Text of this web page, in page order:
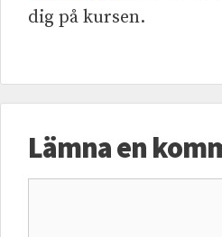
dig på kursen.
Lämna en